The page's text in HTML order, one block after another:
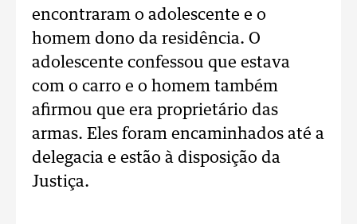
encontraram o adolescente e o
homem dono da residência. O
adolescente confessou que estava
com o carro e o homem também
afirmou que era proprietário das
armas. Eles foram encaminhados até a
delegacia e estão à disposição da
Justiça.